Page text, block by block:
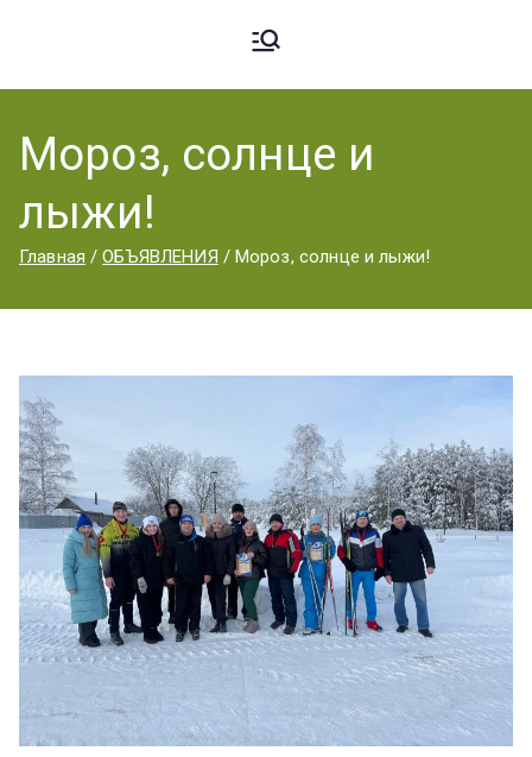
Ардато
вский
Аграрн
ый
Техник
ум
аграрный
Мороз, солнце и
лыжи!
Главная ОБЪЯВЛЕНИЯ Мороз, солнце и лыжи!